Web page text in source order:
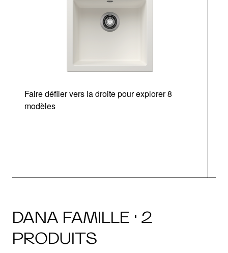
Faire défiler vers la droite pour explorer 8
modèles
DANA FAMILLE · 2
PRODUITS